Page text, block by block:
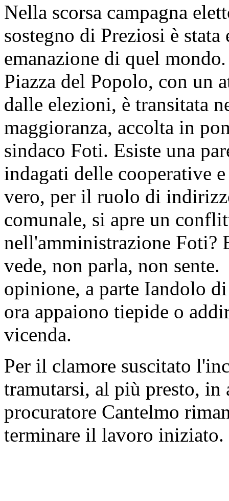
Nella scorsa campagna
sostegno di Preziosi è
emanazione di quel mondo.
Piazza del Popolo, con un
dalle elezioni, è transitata
maggioranza, accolta in
sindaco Foti. Esiste una
indagati delle cooperative
vero, per il ruolo di
comunale, si apre un
nell'amministrazione Foti?
vede, non parla, non
opinione, a parte Iandolo
ora appaiono tiepide o
vicenda.
Per il clamore suscitato
tramutarsi, al più presto,
procuratore Cantelmo
terminare il lavoro iniziato.